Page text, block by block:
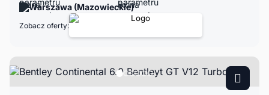
Warszawa (Mazowieckie)
Zobacz oferty: